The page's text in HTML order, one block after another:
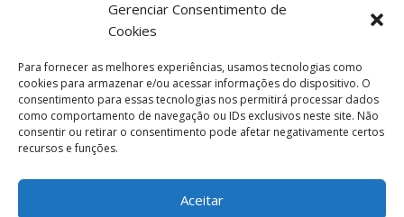
Gerenciar Consentimento de
Cookies
Para fornecer as melhores experiências, usamos tecnologias como
cookies para armazenar e/ou acessar informações do dispositivo. O
consentimento para essas tecnologias nos permitirá processar dados
como comportamento de navegação ou IDs exclusivos neste site. Não
consentir ou retirar o consentimento pode afetar negativamente certos
recursos e funções.
Aceitar